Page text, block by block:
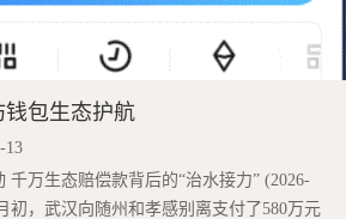
包生态护航
13
千万生态赔偿款背后的“治水接力” (2026-
初，武汉向随州和孝感别离支付了580万元